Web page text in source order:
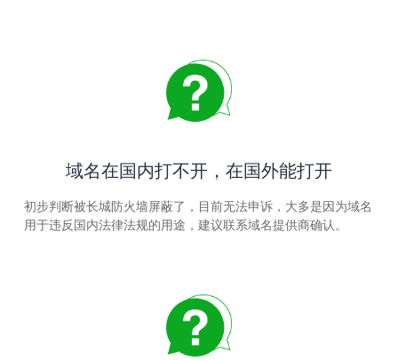
域名在国内打不开，在国外能打开
初步判断被长城防火墙屏蔽了，目前无法申诉，大多是因为域名
用于违反国内法律法规的用途，建议联系域名提供商确认。